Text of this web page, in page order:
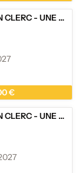
- UNE VIE - TOURNÉE
€
- UNE VIE - TOURNÉE